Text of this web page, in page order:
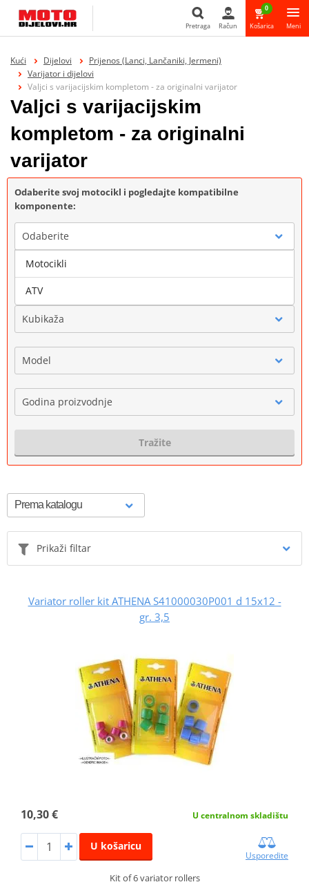
Pretraga Račun
0
Košarica Meni
Kući Dijelovi
Prijenos (Lanci, Lančaniki, Jermeni)
Varijator i dijelovi
Valjci s varijacijskim kompletom - za originalni varijator
Valjci s varijacijskim
kompletom - za originalni
varijator
Odaberite svoj motocikl i pogledajte kompatibilne
komponente:
Odaberite
Marka
Kubikaža
Model
Godina proizvodnje
Tražite
Prikaži filtar
Variator roller kit ATHENA S41000030P001 d 15x12 -
gr. 3,5
10,30 € U centralnom skladištu
U košaricu
Usporedite
Kit of 6 variator rollers
Motocikli
ATV